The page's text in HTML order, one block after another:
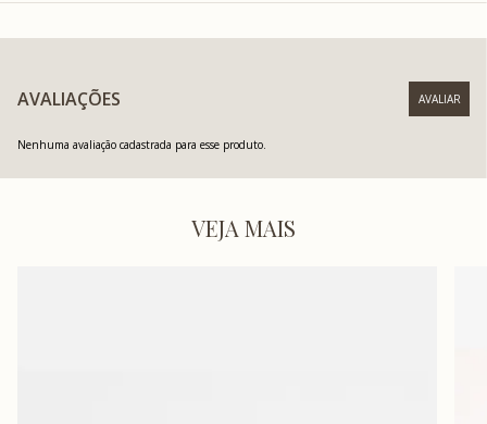
AVALIAÇÕES
Nenhuma avaliação cadastrada para esse produto.
VEJA MAIS